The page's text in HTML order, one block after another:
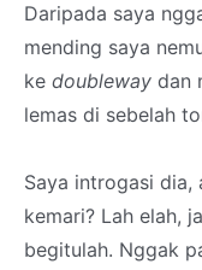
Daripada saya
mending saya
ke doubleway dan
lemas di sebelah
Saya introgasi dia,
kemari? Lah elah,
begitulah. Nggak